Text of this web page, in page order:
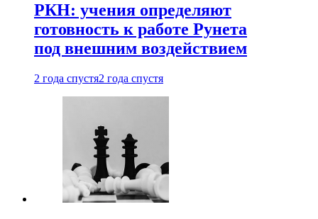
РКН: учения определяют
готовность к работе Рунета
под внешним воздействием
2 года спустя2 года спустя